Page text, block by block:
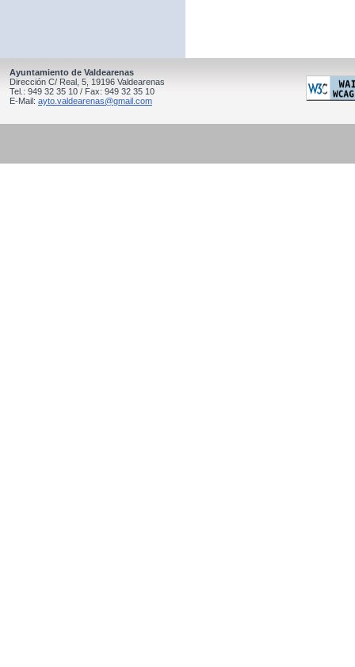
Ayuntamiento de Valdearenas
Dirección C/ Real, 5, 19196 Valdearenas
Tel.: 949 32 35 10 / Fax: 949 32 35 10
E-Mail: ayto.valdearenas@gmail.com